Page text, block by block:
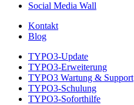
Social Media Wall
Kontakt
Blog
TYPO3-Update
TYPO3-Erweiterung
TYPO3 Wartung & Support
TYPO3-Schulung
TYPO3-Soforthilfe